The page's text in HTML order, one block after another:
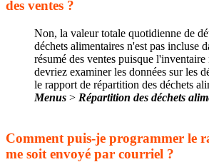
des ventes ?
Non, la valeur totale quotidienne de
déchets alimentaires n'est pas incluse
résumé des ventes puisque
devriez examiner les données sur les
le rapport de répartition des déchets
Menus > Répartition des déchets
Comment puis-je programmer le
me soit envoyé par courriel ?